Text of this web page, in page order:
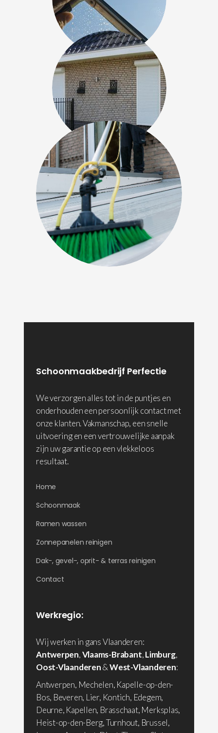
Schoonmaakbedrijf Perfectie
We verzorgen alles tot in de puntjes en
onderhouden een persoonlijk contact met
onze klanten. Vakmanschap, een snelle
uitvoering en een vertrouwelijke aanpak
zijn uw garantie op een vlekkeloos
resultaat.
Home
Schoonmaak
Ramen wassen
Zonnepanelen reinigen
Dak-, gevel-, oprit- & terras reinigen
Contact
Werkregio:
Wij werken in gans Vlaanderen:
Antwerpen,Vlaams-Brabant,Limburg,
Oost-Vlaanderen&West-Vlaanderen:
Antwerpen, Mechelen, Kapelle-op-den-
Bos, Beveren, Lier, Kontich, Edegem,
Deurne, Kapellen, Brasschaat, Merksplas,
Heist-op-den-Berg, Turnhout, Brussel,